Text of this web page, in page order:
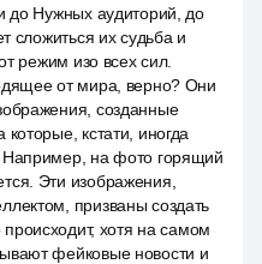
до Нужных аудиторий, до
сложиться их судьба и
режим изо всех сил.
от мира, верно? Они
созданные
кстати, иногда
Например, на фото горящий
Эти изображения,
призваны создать
происходит, хотя на самом
фейковые новости и